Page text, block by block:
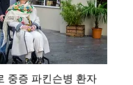
중증 파킨슨병 환자